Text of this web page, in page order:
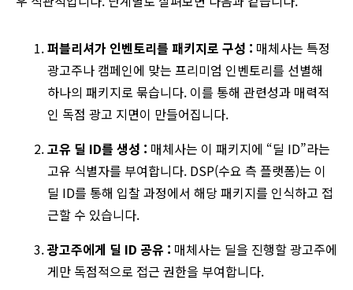
퍼블리셔가 인벤토리를 패키지로 구성 : 매체사는 특정
광고주나 캠페인에 맞는 프리미엄 인벤토리를 선별해
하나의 패키지로 묶습니다. 이를 통해 관련성과 매력적
인 독점 광고 지면이 만들어집니다.
고유 딜 ID를 생성 : 매체사는 이 패키지에 “딜 ID”라는
고유 식별자를 부여합니다. DSP(수요 측 플랫폼)는 이
딜 ID를 통해 입찰 과정에서 해당 패키지를 인식하고 접
근할 수 있습니다.
광고주에게 딜 ID 공유 : 매체사는 딜을 진행할 광고주에
게만 독점적으로 접근 권한을 부여합니다.